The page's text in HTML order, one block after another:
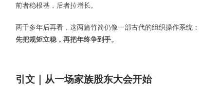
前者稳根基，后者拉增长。
两千多年后再看，这两篇竹简仍像一部古代的组织操作系统：
先把规矩立稳，再把年终争到手。
引文｜从一场家族股东大会开始